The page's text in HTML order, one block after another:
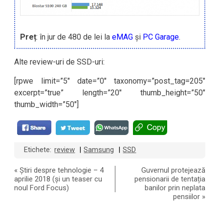
Preț: în jur de 480 de lei laeMAG și PC Garage.
Alte review-uri de SSD-uri:
[rpwe limit=”5″ date=”0″ taxonomy=”post_tag=205″
excerpt=”true” length=”20″ thumb_height=”50″
thumb_width=”50″]
Etichete: review Samsung SSD
«Știri despre tehnologie – 4
aprilie 2018 (și un teaser cu
noul Ford Focus)
Guvernul protejează
pensionarii de tentația
banilor prin neplata
pensiilor »